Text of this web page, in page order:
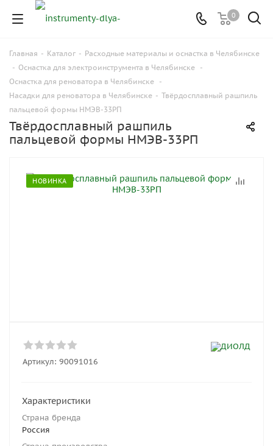
0
Главная - Каталог - Расходные материалы и оснастка в Челябинске
- Оснастка для электроинструмента в Челябинске -
Оснастка для реноватора в Челябинске -
Насадки для реноватора в Челябинске - Твёрдосплавный рашпиль
пальцевой формы НМЭВ-33РП
Твёрдосплавный рашпиль
пальцевой формы НМЭВ-33РП
НОВИНКА
Артикул: 90091016
Характеристики
Страна бренда
Россия